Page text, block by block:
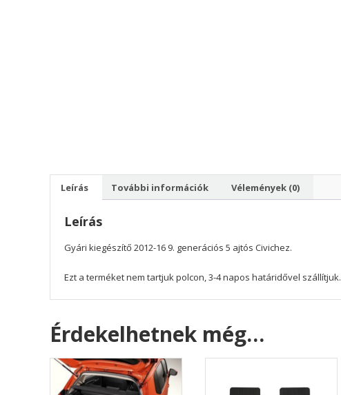
Leírás További információk Vélemények (0)
Leírás
Gyári kiegészítő 2012-16 9. generációs 5 ajtós Civichez.
Ezt a terméket nem tartjuk polcon, 3-4 napos határidővel szállítjuk.
Érdekelhetnek még…